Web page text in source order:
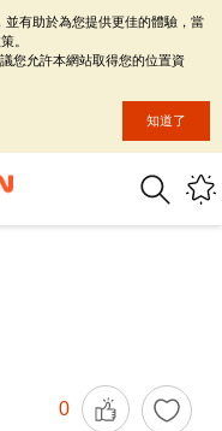
0
有助於為您提供更佳的體驗，當
。
您允許本網站取得您的位置資
知道了